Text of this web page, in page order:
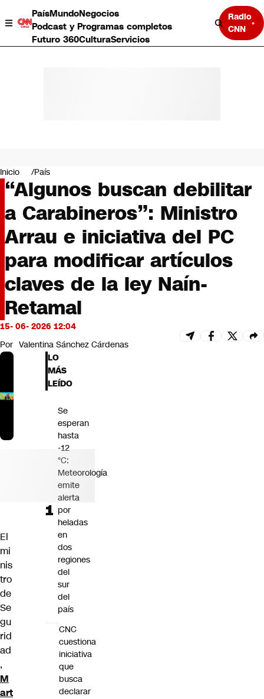
PaísMundoNegocios
Podcast y Programas completos
Futuro 360CulturaServicios
Radio
CNN
Negocios
Deportes
Programas completos
Cultura
Servicios
Bits
CNN tiempo
Futuro 360
Opinión
Inicio País
“Algunos buscan debilitar
a Carabineros”: Ministro
Arrau e iniciativa del PC
para modificar artículos
claves de la ley Naín-
Retamal
15- 06- 2026 12:04
Por Valentina Sánchez Cárdenas
El
mi
nis
tro
de
Se
gu
rid
ad
,
M
art
LO
MÁS
LEÍDO
Se
esperan
hasta
-12
°C:
Meteorología
emite
alerta
por
heladas
en
dos
regiones
del
sur
del
país
CNC
cuestiona
iniciativa
que
busca
declarar